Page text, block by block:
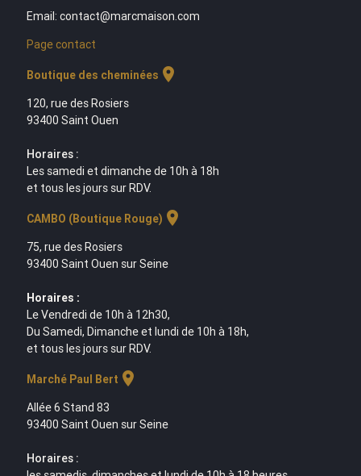
Email: contact@marcmaison.com
Page contact
Boutique des cheminées location_on
120, rue des Rosiers
93400 Saint Ouen
Horaires :
Les samedi et dimanche de 10h à 18h
et tous les jours sur RDV.
CAMBO (Boutique Rouge) location_on
75, rue des Rosiers
93400 Saint Ouen sur Seine
Horaires :
Le Vendredi de 10h à 12h30,
Du Samedi, Dimanche et lundi de 10h à 18h,
et tous les jours sur RDV.
Marché Paul Bert location_on
Allée 6 Stand 83
93400 Saint Ouen sur Seine
Horaires :